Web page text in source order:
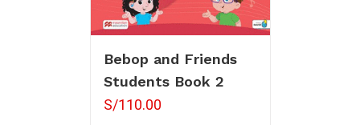
Bebop and Friends
Students Book 2
S/110.00